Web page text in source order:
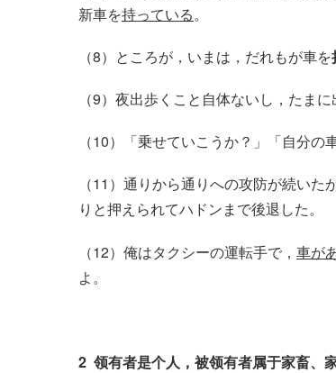
新車を持っている。
（8）ところが，いまは，だれもが車を
（9）夜出歩くこと自体ないし，たま
（10）「乗せていこうか？」「自分の
（11）通りから通りへの攻防が続いた
りと押えられてハドンまで後退した。
（12）俺はタクシーの運転手で， 車が
よ。
2 领有者是个人，被领有者属于家畜、